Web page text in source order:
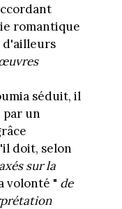
romantique
d'ailleurs
séduit, il
un
doit, selon
sur la
volonté " de